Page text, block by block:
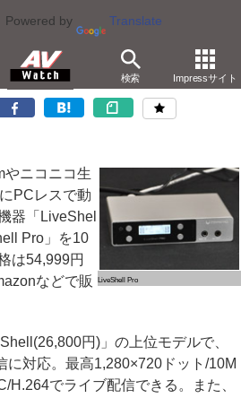
Powered by Translate
検索 Impressサイト
信機「LiveShell Pro」
Live/ニコ生配信
LiveShell Pro
ニコニコ生
PCレスで動
器「LiveShel
Pro」を10
は54,999円
などで販
円)」の上位モデルで、
に対応。最高1,280×720ドット/10M
H.264でライブ配信できる。また、